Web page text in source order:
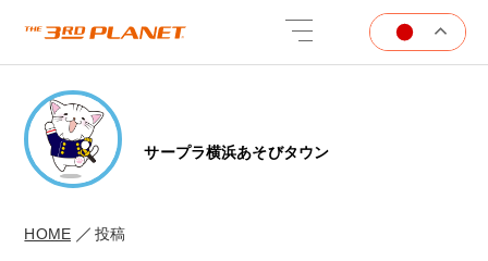
サープラ横浜あそびタウン
HOME 投稿